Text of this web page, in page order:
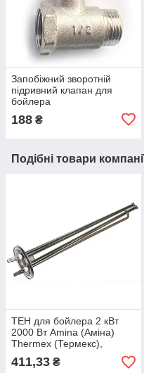
Запобіжний зворотній
підривний клапан для
бойлера
188 ₴
Подібні товари
ТЕН для бойлера 2 кВт
2000 Вт Amina (Аміна)
Thermex (Термекс),
Garanterm (Гарантерм)
фланець 63 мм мідний
411,33 ₴